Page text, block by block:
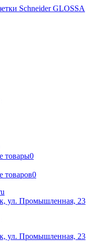
Schneider GLOSSA
товары0
товаров0
ул. Промышленная, 23
ул. Промышленная, 23